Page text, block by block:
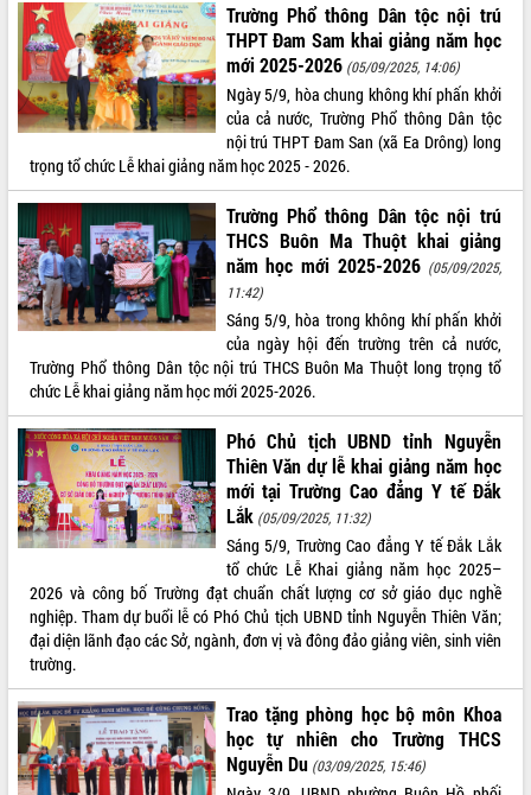
Hội nghị UBND tỉnh Đắk Lắk thường kỳ
tháng 7/2026
Lễ truy tặng danh hiệu “Bà Mẹ Việt
Nam Anh hùng” và trao Huân chương
Lao động
UBND tỉnh Đắk Lắk triển khai nhiệm
vụ 6 tháng cuối năm 2026
Kỳ họp thứ Hai, Hội đồng nhân dân
tỉnh khóa XI quyết nghị nhiều nội dung
quan trọng
Bí thư Tỉnh ủy Lương Nguyễn Minh
Triết thăm, tặng quà người có công với
cách mạng
Rà soát, hoàn thiện hệ thống thiết chế
văn hóa, thể thao đáp ứng yêu cầu
phát triển mới
Thường trực HĐND tỉnh Đắk Lắk gặp
mặt Đoàn chuyên gia y tế TP. Hồ Chí
Minh
Lễ truy điệu và an táng hài cốt liệt sĩ
tại Nghĩa trang Liệt sĩ xã Sơn Hòa
Bàn giải pháp tháo gỡ khó khăn trong
xuất khẩu sầu riêng và triển khai quy
định EUDR
Thứ trưởng Bộ Nông nghiệp và Môi
ALBUM ẢNH
THỐNG KÊ TRUY CẬP
Hôm nay: 14180
Tất cả: 66026920
Trường Phổ thông Dân tộc nội trú
THPT Đam Sam khai giảng năm học
mới 2025-2026 (05/09/2025, 14:06)
Ngày 5/9, hòa chung không khí phấn khởi
của cả nước, Trường Phổ thông Dân tộc
nội trú THPT Đam San (xã Ea Drông) long
trọng tổ chức Lễ khai giảng năm học 2025 - 2026.
Trường Phổ thông Dân tộc nội trú
THCS Buôn Ma Thuột khai giảng
năm học mới 2025-2026 (05/09/2025,
11:42)
Sáng 5/9, hòa trong không khí phấn khởi
của ngày hội đến trường trên cả nước,
Trường Phổ thông Dân tộc nội trú THCS Buôn Ma Thuột long trọng tổ
chức Lễ khai giảng năm học mới 2025-2026.
Phó Chủ tịch UBND tỉnh Nguyễn
Thiên Văn dự lễ khai giảng năm học
mới tại Trường Cao đẳng Y tế Đắk
Lắk (05/09/2025, 11:32)
Sáng 5/9, Trường Cao đẳng Y tế Đắk Lắk
tổ chức Lễ Khai giảng năm học 2025–
2026 và công bố Trường đạt chuẩn chất lượng cơ sở giáo dục nghề
nghiệp. Tham dự buổi lễ có Phó Chủ tịch UBND tỉnh Nguyễn Thiên Văn;
đại diện lãnh đạo các Sở, ngành, đơn vị và đông đảo giảng viên, sinh viên
trường.
Trao tặng phòng học bộ môn Khoa
học tự nhiên cho Trường THCS
Nguyễn Du (03/09/2025, 15:46)